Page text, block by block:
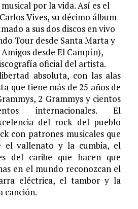
por la vida. Así es el
Vives, su décimo álbum
a sus dos discos en vivo
Tour desde Santa Marta y
desde El Campín),
oficial del artista.
absoluta, con las alas
que tiene más de 25 años de
2 Grammys y cientos
internacionales. El
del rock del pueblo
con patrones musicales que
el vallenato y la cumbia, el
del caribe que hacen que
en el mundo reconozcan el
eléctrica, el tambor y la
canción.